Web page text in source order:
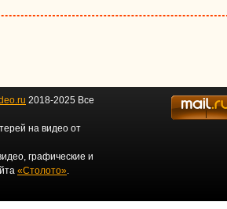
2018-2025 Все
на видео от
графические и
«Столото».